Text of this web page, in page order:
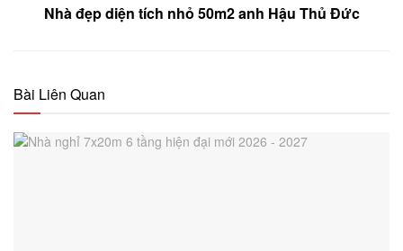
Nhà đẹp diện tích nhỏ 50m2 anh Hậu Thủ Đức
Bài Liên Quan